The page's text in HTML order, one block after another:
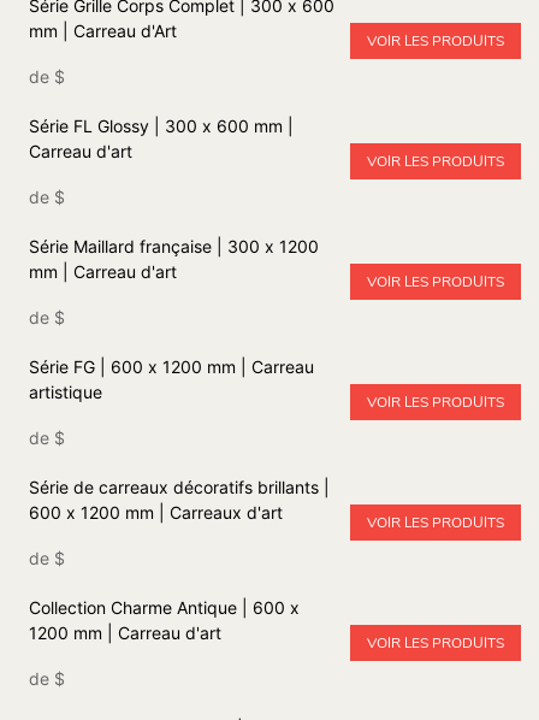
Série Grille Corps Complet | 300 x 600
mm | Carreau d'Art
de $
VOIR LES PRODUITS
Série FL Glossy | 300 x 600 mm |
Carreau d'art
de $
VOIR LES PRODUITS
Série Maillard française | 300 x 1200
mm | Carreau d'art
de $
VOIR LES PRODUITS
Série FG | 600 x 1200 mm | Carreau
artistique
de $
VOIR LES PRODUITS
Série de carreaux décoratifs brillants |
600 x 1200 mm | Carreaux d'art
de $
VOIR LES PRODUITS
Collection Charme Antique | 600 x
1200 mm | Carreau d'art
de $
VOIR LES PRODUITS